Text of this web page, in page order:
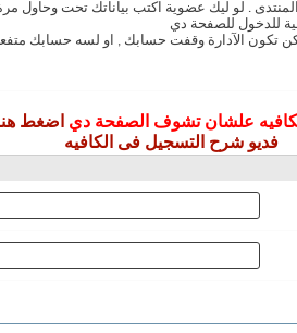
. لو ليك عضوية اكتب بياناتك تحت وحاول مرة
للدخول للصفحة دي
تكون الآدارة وقفت حسابك , او لسه حسابك
علشان تشوف الصفحة دي اضغط
فديو شرح التسجيل فى الكافيه